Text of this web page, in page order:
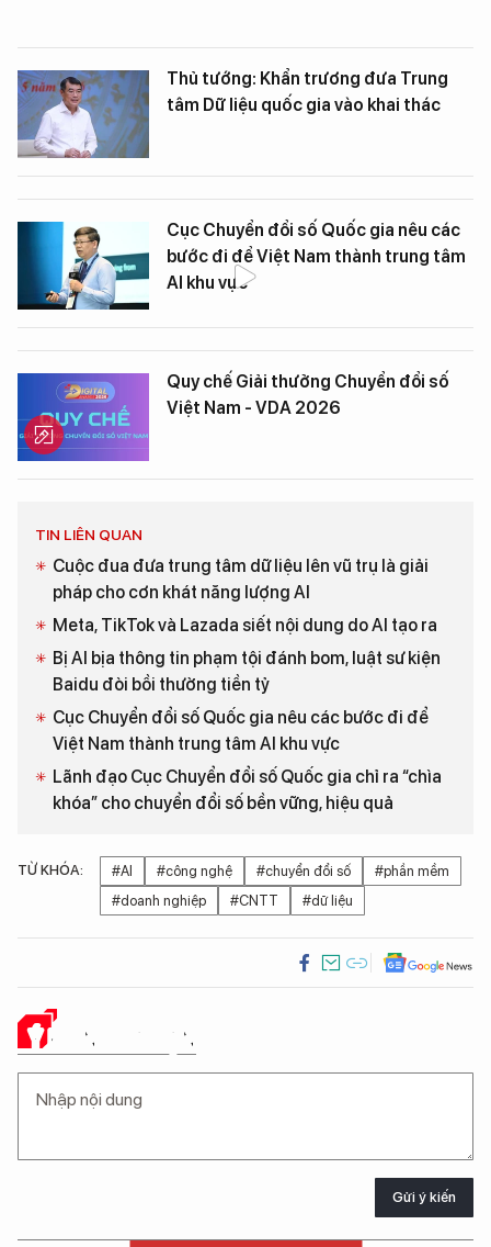
Thủ tướng: Khẩn trương đưa Trung
tâm Dữ liệu quốc gia vào khai thác
Cục Chuyển đổi số Quốc gia nêu các
bước đi để Việt Nam thành trung tâm
AI khu vực
Quy chế Giải thưởng Chuyển đổi số
Việt Nam - VDA 2026
TIN LIÊN QUAN
Cuộc đua đưa trung tâm dữ liệu lên vũ trụ là giải
pháp cho cơn khát năng lượng AI
Meta, TikTok và Lazada siết nội dung do AI tạo ra
Bị AI bịa thông tin phạm tội đánh bom, luật sư kiện
Baidu đòi bồi thường tiền tỷ
Cục Chuyển đổi số Quốc gia nêu các bước đi để
Việt Nam thành trung tâm AI khu vực
Lãnh đạo Cục Chuyển đổi số Quốc gia chỉ ra “chìa
khóa” cho chuyển đổi số bền vững, hiệu quả
TỪ KHÓA: #AI #công nghệ #chuyển đổi số
#phần mềm
#doanh nghiệp
#CNTT #dữ liệu
Ý KIẾN CỦA BẠN
Gửi ý kiến